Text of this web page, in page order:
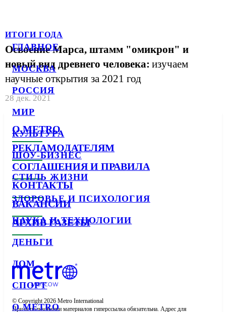
ГЛАВНОЕ
МОСКВА
РОССИЯ
МИР
КУЛЬТУРА
ШОУ-БИЗНЕС
СТИЛЬ ЖИЗНИ
ЗДОРОВЬЕ И ПСИХОЛОГИЯ
НАУКА И ТЕХНОЛОГИИ
ДЕНЬГИ
ДОМ
СПОРТ
О METRO
ИТОГИ ГОДА
Освоение Марса, штамм "омикрон" и
новый вид древнего человека: изучаем
научные открытия за 2021 год
28 дек. 2021
О METRO
РЕКЛАМОДАТЕЛЯМ
СОГЛАШЕНИЯ И ПРАВИЛА
КОНТАКТЫ
ВАКАНСИИ
АРХИВ ГАЗЕТЫ
© Copyright 2026 Metro International
При использовании материалов гиперссылка обязательна. Адрес для